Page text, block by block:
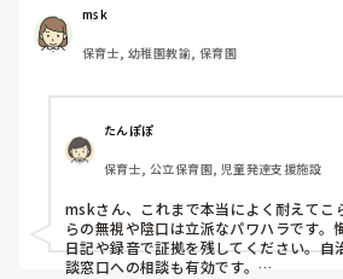
価を落とす方法に切り替えてきたみた
神的イジメをして、退職に追い込もう
給料もらう方が大切だからイライラし
しれない。すぐに転職&有給ないし、
自己都合退職になるっていうのが悔し
てどこに言えば良いんだろうか。
園の雰囲気を悪くする人は要らないっ
番自分がやってるって気付かないんだ
込んで辞めさせていったか……
msk
保育士, 幼稚園教諭, 保育園
たんぽぽ
保育士, 公立保育園, 児童発達支援施設
mskさん、これまで本当によく耐えてこ
らの無視や陰口は立派なパワハラです。
日記や録音で証拠を残してください。自
談窓口への相談も有効です。